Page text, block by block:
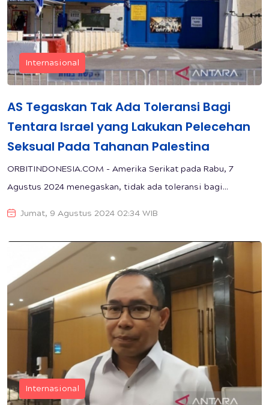
Internasional
AS Tegaskan Tak Ada Toleransi Bagi
Tentara Israel yang Lakukan Pelecehan
Seksual Pada Tahanan Palestina
ORBITINDONESIA.COM - Amerika Serikat pada Rabu, 7
Agustus 2024 menegaskan, tidak ada toleransi bagi...
Jumat, 9 Agustus 2024 02:34 WIB
Internasional